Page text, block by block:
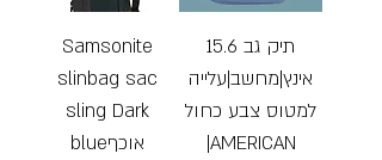
Samsonite
slinbag sac
sling Dark
blueאוכף
תיק גב 15.6
אינץ|מחשב|עלייה
למטוס צבע כחול
|AMERICAN